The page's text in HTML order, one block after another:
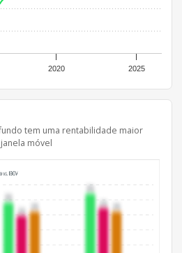
2020 2025
tem uma rentabilidade maior
móvel